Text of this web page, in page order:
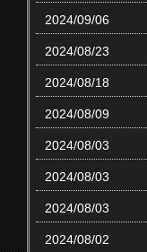
2024/09/06
2024/08/23
2024/08/18
2024/08/09
2024/08/03
2024/08/03
2024/08/03
2024/08/02